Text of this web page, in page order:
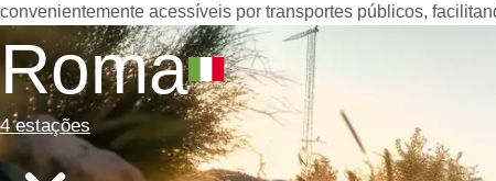
convenientemente acessíveis por transportes públicos,
Roma
4 estações